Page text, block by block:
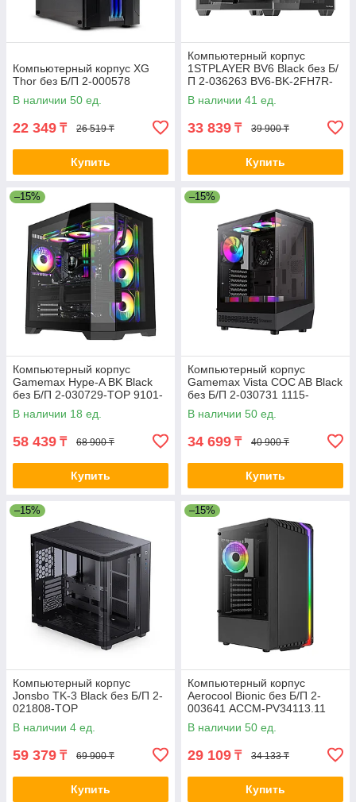
Компьютерный корпус XG
Thor без Б/П 2-000578
В наличии 50 ед.
22 349 ₸ 26 519 ₸
Купить
Компьютерный корпус
1STPLAYER BV6 Black без Б/
П 2-036263 BV6-BK-2FH7R-
1FH7
В наличии 41 ед.
33 839 ₸ 39 900 ₸
Купить
–15%
Компьютерный корпус
Gamemax Hype-A BK Black
без Б/П 2-030729-TOP 9101-
0000R0165
В наличии 18 ед.
58 439 ₸ 68 900 ₸
Купить
–15%
Компьютерный корпус
Gamemax Vista COC AB Black
без Б/П 2-030731 1115-
3806R0004
В наличии 50 ед.
34 699 ₸ 40 900 ₸
Купить
–15%
Компьютерный корпус
Jonsbo TK-3 Black без Б/П 2-
021808-TOP
В наличии 4 ед.
59 379 ₸ 69 900 ₸
Купить
–15%
Компьютерный корпус
Aerocool Bionic без Б/П 2-
003641 ACCM-PV34113.11
В наличии 50 ед.
29 109 ₸ 34 133 ₸
Купить